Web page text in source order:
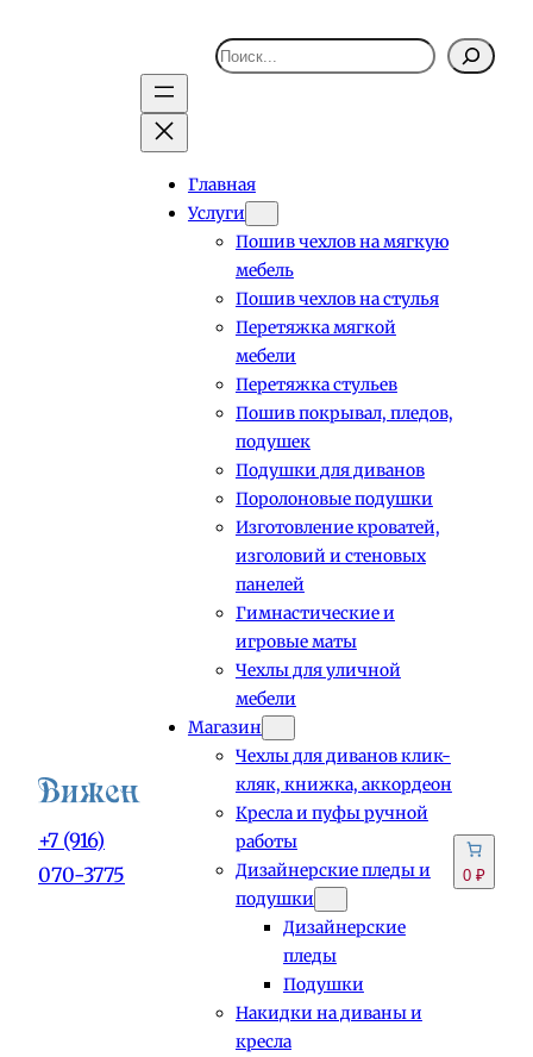
+7 (916)
070-3775
Поиск
Главная
Услуги
Пошив чехлов на мягкую
мебель
Пошив чехлов на стулья
Перетяжка мягкой
мебели
Перетяжка стульев
Пошив покрывал, пледов,
подушек
Подушки для диванов
Поролоновые подушки
Изготовление кроватей,
изголовий и стеновых
панелей
Гимнастические и
игровые маты
Чехлы для уличной
мебели
Магазин
Чехлы для диванов клик-
кляк, книжка, аккордеон
Кресла и пуфы ручной
работы
Дизайнерские пледы и
подушки
Дизайнерские
пледы
Подушки
Накидки на диваны и
кресла
0 ₽